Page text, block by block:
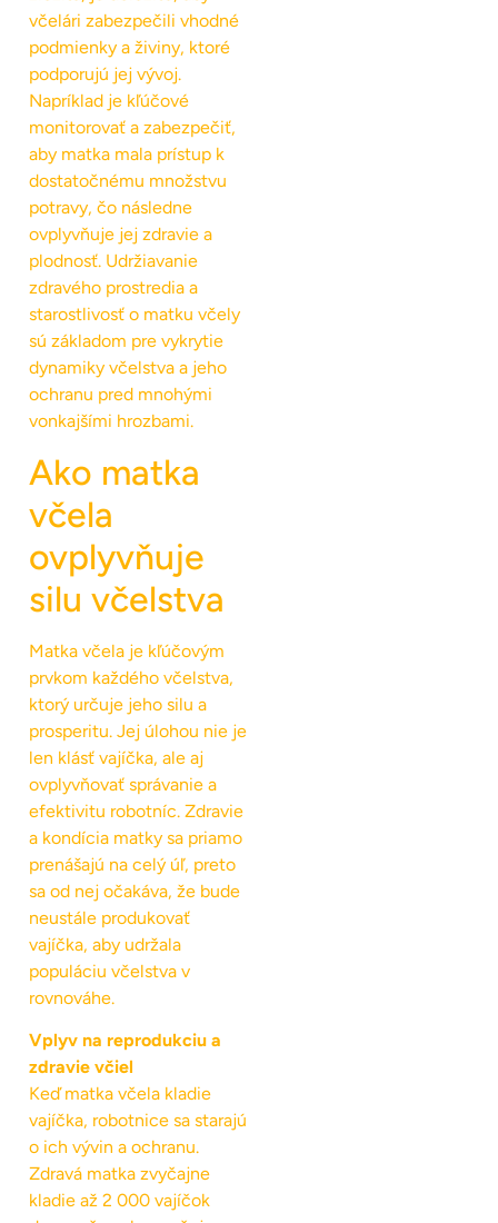
včelári zabezpečili vhodné
podmienky a živiny, ktoré
podporujú jej vývoj.
Napríklad je kľúčové
monitorovať a zabezpečiť,
aby matka mala prístup k
dostatočnému množstvu
potravy, čo následne
ovplyvňuje jej zdravie a
plodnosť. Udržiavanie
zdravého prostredia a
starostlivosť o matku včely
sú základom pre vykrytie
dynamiky včelstva a jeho
ochranu pred mnohými
vonkajšími hrozbami.
Ako matka
včela
ovplyvňuje
silu včelstva
Matka včela je kľúčovým
prvkom každého včelstva,
ktorý určuje jeho silu a
prosperitu. Jej úlohou nie je
len klásť vajíčka, ale aj
ovplyvňovať správanie a
efektivitu robotníc. Zdravie
a kondícia matky sa priamo
prenášajú na celý úľ, preto
sa od nej očakáva, že bude
neustále produkovať
vajíčka, aby udržala
populáciu včelstva v
rovnováhe.
Vplyv na reprodukciu a
zdravie včiel
Keď matka včela kladie
vajíčka, robotnice sa starajú
o ich vývin a ochranu.
Zdravá matka zvyčajne
kladie až 2 000 vajíčok